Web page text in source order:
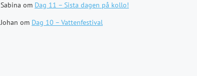
Sabina om Dag 11 – Sista dagen på kollo!
Johan om Dag 10 – Vattenfestival